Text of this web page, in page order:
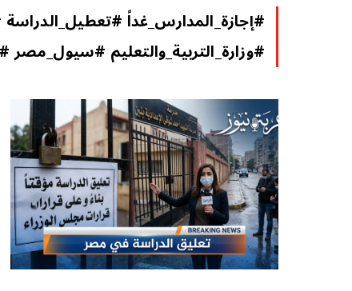
#إجازة_المدارس_غداً #تعطيل_الدراسة
#وزارة_التربية_والتعليم #سيول_مصر